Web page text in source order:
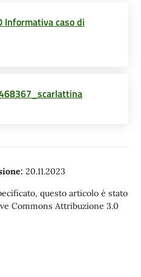
Informativa caso di
20.11.2023
questo articolo è stato
Commons Attribuzione 3.0